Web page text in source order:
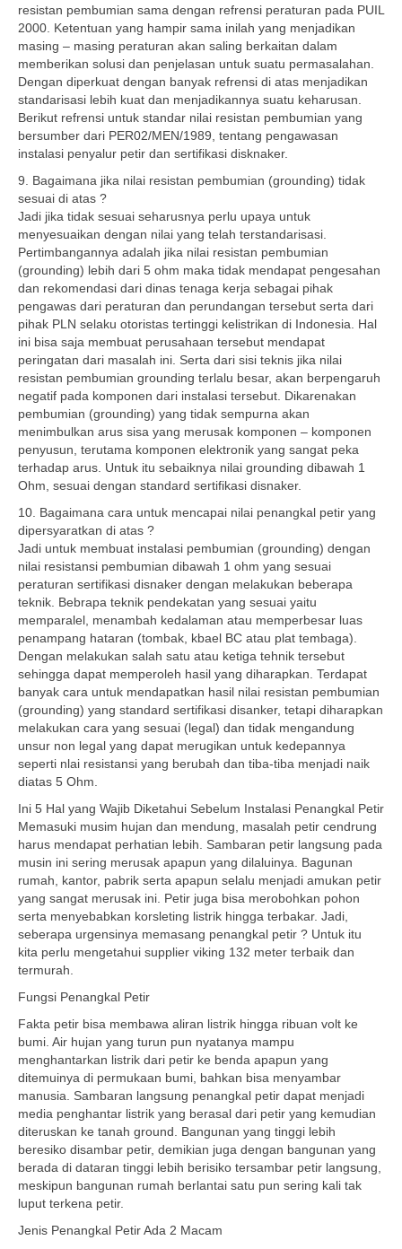
resistan pembumian sama dengan refrensi peraturan pada PUIL
2000. Ketentuan yang hampir sama inilah yang menjadikan
masing – masing peraturan akan saling berkaitan dalam
memberikan solusi dan penjelasan untuk suatu permasalahan.
Dengan diperkuat dengan banyak refrensi di atas menjadikan
standarisasi lebih kuat dan menjadikannya suatu keharusan.
Berikut refrensi untuk standar nilai resistan pembumian yang
bersumber dari PER02/MEN/1989, tentang pengawasan
instalasi penyalur petir dan sertifikasi disknaker.
9. Bagaimana jika nilai resistan pembumian (grounding) tidak
sesuai di atas ?
Jadi jika tidak sesuai seharusnya perlu upaya untuk
menyesuaikan dengan nilai yang telah terstandarisasi.
Pertimbangannya adalah jika nilai resistan pembumian
(grounding) lebih dari 5 ohm maka tidak mendapat pengesahan
dan rekomendasi dari dinas tenaga kerja sebagai pihak
pengawas dari peraturan dan perundangan tersebut serta dari
pihak PLN selaku otoristas tertinggi kelistrikan di Indonesia. Hal
ini bisa saja membuat perusahaan tersebut mendapat
peringatan dari masalah ini. Serta dari sisi teknis jika nilai
resistan pembumian grounding terlalu besar, akan berpengaruh
negatif pada komponen dari instalasi tersebut. Dikarenakan
pembumian (grounding) yang tidak sempurna akan
menimbulkan arus sisa yang merusak komponen – komponen
penyusun, terutama komponen elektronik yang sangat peka
terhadap arus. Untuk itu sebaiknya nilai grounding dibawah 1
Ohm, sesuai dengan standard sertifikasi disnaker.
10. Bagaimana cara untuk mencapai nilai penangkal petir yang
dipersyaratkan di atas ?
Jadi untuk membuat instalasi pembumian (grounding) dengan
nilai resistansi pembumian dibawah 1 ohm yang sesuai
peraturan sertifikasi disnaker dengan melakukan beberapa
teknik. Bebrapa teknik pendekatan yang sesuai yaitu
memparalel, menambah kedalaman atau memperbesar luas
penampang hataran (tombak, kbael BC atau plat tembaga).
Dengan melakukan salah satu atau ketiga tehnik tersebut
sehingga dapat memperoleh hasil yang diharapkan. Terdapat
banyak cara untuk mendapatkan hasil nilai resistan pembumian
(grounding) yang standard sertifikasi disanker, tetapi diharapkan
melakukan cara yang sesuai (legal) dan tidak mengandung
unsur non legal yang dapat merugikan untuk kedepannya
seperti nlai resistansi yang berubah dan tiba-tiba menjadi naik
diatas 5 Ohm.
Ini 5 Hal yang Wajib Diketahui Sebelum Instalasi Penangkal Petir
Memasuki musim hujan dan mendung, masalah petir cendrung
harus mendapat perhatian lebih. Sambaran petir langsung pada
musin ini sering merusak apapun yang dilaluinya. Bagunan
rumah, kantor, pabrik serta apapun selalu menjadi amukan petir
yang sangat merusak ini. Petir juga bisa merobohkan pohon
serta menyebabkan korsleting listrik hingga terbakar. Jadi,
seberapa urgensinya memasang penangkal petir ? Untuk itu
kita perlu mengetahui supplier viking 132 meter terbaik dan
termurah.
Fungsi Penangkal Petir
Fakta petir bisa membawa aliran listrik hingga ribuan volt ke
bumi. Air hujan yang turun pun nyatanya mampu
menghantarkan listrik dari petir ke benda apapun yang
ditemuinya di permukaan bumi, bahkan bisa menyambar
manusia. Sambaran langsung penangkal petir dapat menjadi
media penghantar listrik yang berasal dari petir yang kemudian
diteruskan ke tanah ground. Bangunan yang tinggi lebih
beresiko disambar petir, demikian juga dengan bangunan yang
berada di dataran tinggi lebih berisiko tersambar petir langsung,
meskipun bangunan rumah berlantai satu pun sering kali tak
luput terkena petir.
Jenis Penangkal Petir Ada 2 Macam